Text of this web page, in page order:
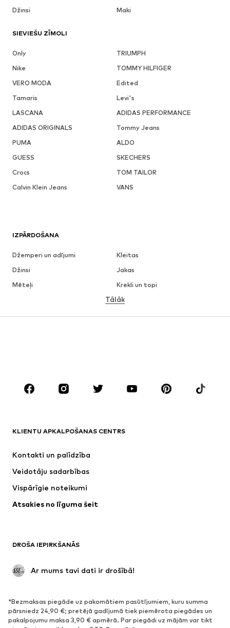
Džinsi
Maki
SIEVIEŠU ZĪMOLI
Only
TRIUMPH
Nike
TOMMY HILFIGER
VERO MODA
Edited
Tamaris
Levi's
LASCANA
ADIDAS PERFORMANCE
ADIDAS ORIGINALS
Tommy Jeans
PUMA
ALDO
GUESS
SKECHERS
Crocs
TOM TAILOR
Calvin Klein Jeans
VANS
IZPĀRDOŠANA
Džemperi un adījumi
Kleitas
Džinsi
Jakas
Mēteļi
Krekli un topi
Apakšveļa
Svārki
Blūzes un tunikas
Aksesuāri
Premium
Jaunumi
Šobrīd populāri
Apakšveļa
Mēteļi
Svinības
Ekskluzīvi
APAVI
Jaunumi Šobrīd populāri
Tālāk
KLIENTU APKALPOŠANAS CENTRS
Kontakti un palīdzība
Veidotāju sadarbības
Vispārīgie noteikumi
Atsakies no līguma šeit
DROŠA IEPIRKŠANĀS
Ar mums tavi dati ir drošībā!
*Bezmaksas piegāde uz pakomātiem pasūtījumiem, kuru summa
pārsniedz 24,90 €; pretējā gadījumā tiek piemērota piegādes un
pakalpojumu maksa 3,90 € apmērā. Par piegādi uz mājām var tikt